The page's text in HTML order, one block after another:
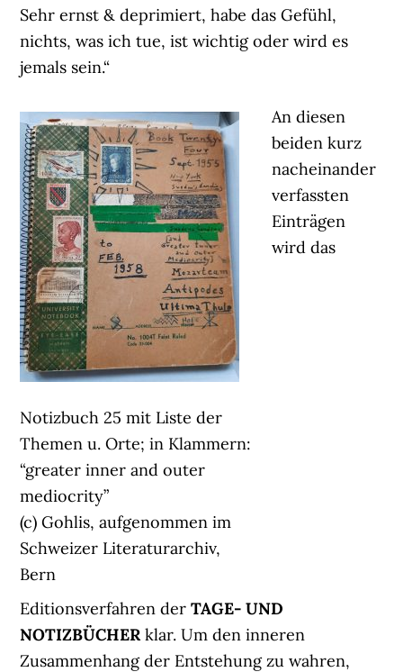
Sehr ernst & deprimiert, habe das Gefühl,
nichts, was ich tue, ist wichtig oder wird es
jemals sein.“
Notizbuch 25 mit Liste der
Themen u. Orte; in Klammern:
“greater inner and outer
mediocrity”
(c) Gohlis, aufgenommen im
Schweizer Literaturarchiv,
Bern
An diesen
beiden kurz
nacheinander
verfassten
Einträgen
wird das
Editionsverfahren derTAGE- UND
NOTIZBÜCHERklar. Um den inneren
Zusammenhang der Entstehung zu wahren,